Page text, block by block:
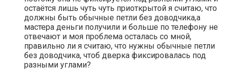
остаётся лишь чуть чуть приоткрытой я считаю, что
должны быть обычные петли без доводчика,а
мастера деньги получили и больше по телефону не
отвечают и моя проблема осталась со мной,
правильно ли я считаю, что нужны обычные петли
без доводчика, чтоб дверка фиксировалась под
разными углами?